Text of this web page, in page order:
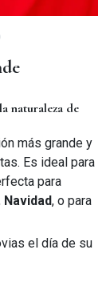
naturaleza de
más grande y
Es ideal para
para
Navidad, o para
el día de su